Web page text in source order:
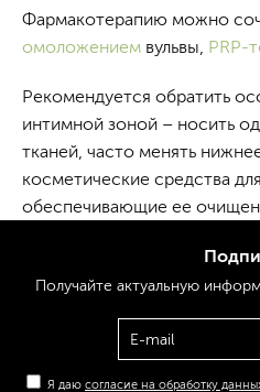
Фармакотерапию можно
омоложением вульвы, PRP-
Рекомендуется обратить
интимной зоной – носить
тканей, часто менять
косметические средства
обеспечивающие ее
Получайте актуальную
Я даю согласие на обработку